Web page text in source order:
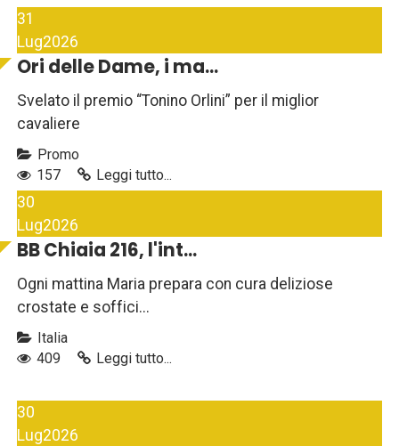
31
Lug2026
Ori delle Dame, i ma...
Svelato il premio “Tonino Orlini” per il miglior
cavaliere
Promo
157
Leggi tutto...
30
Lug2026
BB Chiaia 216, l'int...
Ogni mattina Maria prepara con cura deliziose
crostate e soffici...
Italia
409
Leggi tutto...
30
Lug2026